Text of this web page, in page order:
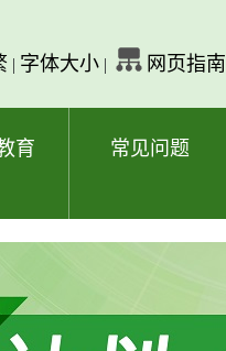
| 字体大小 | 网页指南
育 常见问题